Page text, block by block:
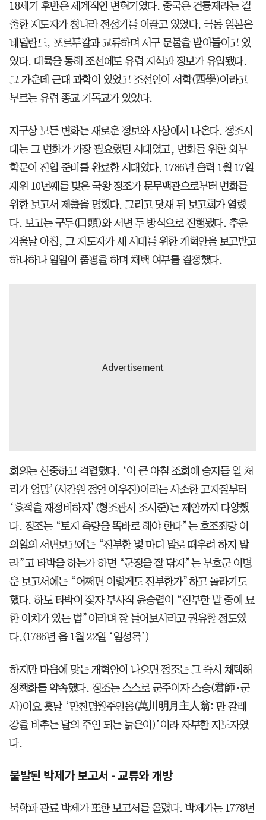
18세기 후반은 세계적인 변혁기였다. 중국은 건륭제라는 걸
출한 지도자가 청나라 전성기를 이끌고 있었다. 극동 일본은
네덜란드, 포르투갈과 교류하며 서구 문물을 받아들이고 있
었다. 대륙을 통해 조선에도 유럽 지식과 정보가 유입됐다.
그 가운데 근대 과학이 있었고 조선인이 서학(西學)이라고
부르는 유럽 종교 기독교가 있었다.
지구상 모든 변화는 새로운 정보와 사상에서 나온다. 정조시
대는 그 변화가 가장 필요했던 시대였고, 변화를 위한 외부
학문이 진입 준비를 완료한 시대였다. 1786년 음력 1월 17일
재위 10년째를 맞은 국왕 정조가 문무백관으로부터 변화를
위한 보고서 제출을 명했다. 그리고 닷새 뒤 보고회가 열렸
다. 보고는 구두(口頭)와 서면 두 방식으로 진행됐다. 추운
겨울날 아침, 그 지도자가 새 시대를 위한 개혁안을 보고받고
하나하나 일일이 품평을 하며 채택 여부를 결정했다.
회의는 신중하고 격렬했다. ‘이 큰 아침 조회에 승지들 일 처
리가 엉망’(사간원 정언 이우진)이라는 사소한 고자질부터
‘호적을 재정비하자’(형조판서 조시준)는 제안까지 다양했
다. 정조는 “토지 측량을 똑바로 해야 한다”는 호조좌랑 이
의일의 서면보고에는 “진부한 몇 마디 말로 때우려 하지 말
라”고 타박을 하는가 하면 “군정을 잘 닦자”는 부호군 이명
운 보고서에는 “어쩌면 이렇게도 진부한가”하고 놀라기도
했다. 하도 타박이 잦자 부사직 윤승렬이 “진부한 말 중에 묘
한 이치가 있는 법”이라며 잘 들어보시라고 권유할 정도였
다.(1786년 음 1월 22일 ‘일성록’)
하지만 마음에 맞는 개혁안이 나오면 정조는 그 즉시 채택해
정책화를 약속했다. 정조는 스스로 군주이자 스승(君師·군
사)이요 훗날 ‘만천명월주인옹(萬川明月主人翁: 만 갈래
강을 비추는 달의 주인 되는 늙은이)’이라 자부한 지도자였
다.
불발된 박제가 보고서 - 교류와 개방
북학파 관료 박제가 또한 보고서를 올렸다. 박제가는 1778년